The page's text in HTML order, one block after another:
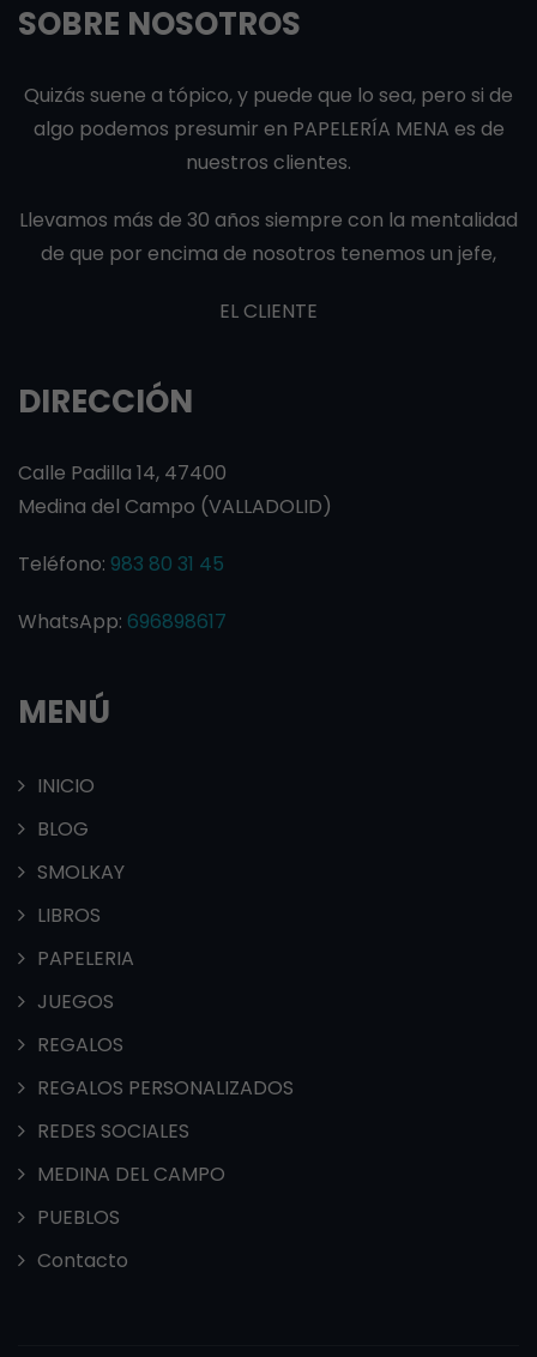
SOBRE NOSOTROS
Quizás suene a tópico, y puede que lo sea, pero si de
algo podemos presumir en PAPELERÍA MENA es de
nuestros clientes.
Llevamos más de 30 años siempre con la mentalidad
de que por encima de nosotros tenemos un jefe,
EL CLIENTE
DIRECCIÓN
Calle Padilla 14, 47400
Medina del Campo (VALLADOLID)
Teléfono: 983 80 31 45
WhatsApp: 696898617
MENÚ
INICIO
BLOG
SMOLKAY
LIBROS
PAPELERIA
JUEGOS
REGALOS
REGALOS PERSONALIZADOS
REDES SOCIALES
MEDINA DEL CAMPO
PUEBLOS
Contacto